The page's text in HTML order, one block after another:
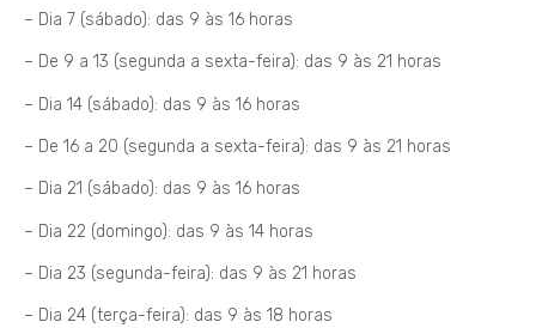
– Dia 7 (sábado): das 9 às 16 horas
– De 9 a 13 (segunda a sexta-feira): das 9 às 21 horas
– Dia 14 (sábado): das 9 às 16 horas
– De 16 a 20 (segunda a sexta-feira): das 9 às 21 horas
– Dia 21 (sábado): das 9 às 16 horas
– Dia 22 (domingo): das 9 às 14 horas
– Dia 23 (segunda-feira): das 9 às 21 horas
– Dia 24 (terça-feira): das 9 às 18 horas